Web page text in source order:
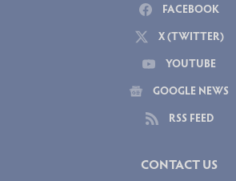
FACEBOOK
X (TWITTER)
YOUTUBE
GOOGLE NEWS
RSS FEED
CONTACT US